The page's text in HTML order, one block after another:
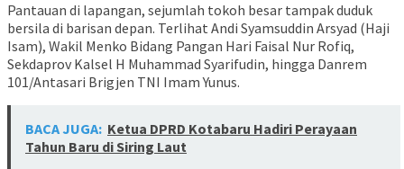
Pantauan di lapangan, sejumlah tokoh besar tampak duduk
bersila di barisan depan. Terlihat Andi Syamsuddin Arsyad (Haji
Isam), Wakil Menko Bidang Pangan Hari Faisal Nur Rofiq,
Sekdaprov Kalsel H Muhammad Syarifudin, hingga Danrem
101/Antasari Brigjen TNI Imam Yunus.
BACA JUGA: Ketua DPRD Kotabaru Hadiri Perayaan
Tahun Baru di Siring Laut